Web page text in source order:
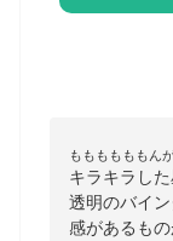
ももももももん
キラキラし
透明のバイ
感があるも